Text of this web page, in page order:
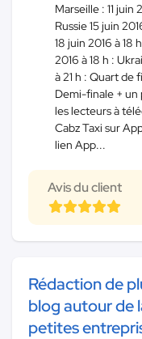
Marseille : 11 juin
Russie 15 juin
18 juin 2016 à 18
2016 à 18 h :
à 21 h : Quart de
Demi-finale +
les lecteurs à
Cabz Taxi sur
lien App...
Avis du client
Rédaction de
blog autour de
petites